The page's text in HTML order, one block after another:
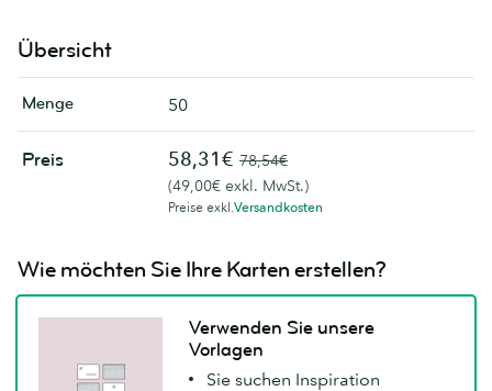
Übersicht
Menge 50
Preis 58,31€ 78,54€
(49,00€ exkl. MwSt.)
Preise exkl.Versandkosten
Wie möchten Sie Ihre Karten erstellen?
Verwenden Sie unsere
Vorlagen
Sie suchen Inspiration